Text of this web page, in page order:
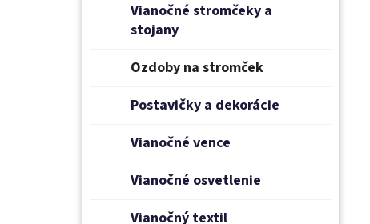
Vianočné stromčeky a
stojany
Ozdoby na stromček
Postavičky a dekorácie
Vianočné vence
Vianočné osvetlenie
Vianočný textil